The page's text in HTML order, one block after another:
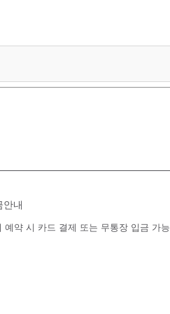
안내
예약 시 카드 결제 또는 무통장 입금 가능